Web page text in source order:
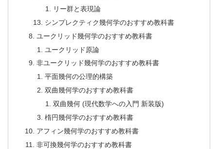
リー群と表現論
シンプレクティク幾何学のおすすめ教科書
ユークリッド幾何学のおすすめ教科書
ユークリッド原論
非ユークリッド幾何学のおすすめ教科書
平面幾何の公理的構築
双曲幾何学のおすすめ教科書
双曲幾何 (現代数学への入門 新装版)
楕円幾何学のおすすめ教科書
アフィン幾何学のおすすめ教科書
非可換幾何学のおすすめ教科書